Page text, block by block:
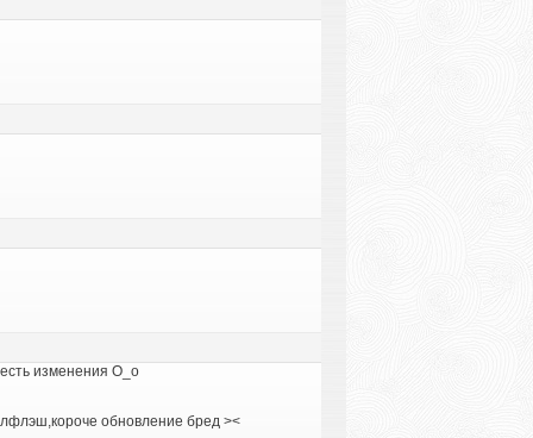
изменения О_о
обновление бред ><